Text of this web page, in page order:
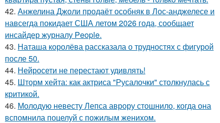
42. Анжелина Джоли продаёт особняк в Лос-анджелесе и
навсегда покидает США летом 2026 года, сообщает
инсайдер журналу People.
43. Наташа королёва рассказала о трудностях с фигурой
после 50.
44. Нейросети не перестают удивлять!
45. Шторм хейта: как актриса "Русалочки" столкнулась с
критикой.
46. Молодую невесту Лепса аврору стошнило, когда она
вспомнила поцелуй с пожилым женихом.